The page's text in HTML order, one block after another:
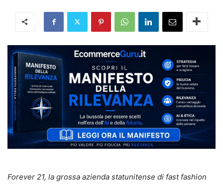
Forever 21, la grossa azienda statunitense di fast fashion